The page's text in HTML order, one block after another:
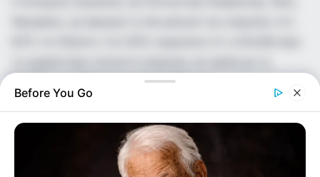
Σουηδία, την Εσθονία, τη Φινλανδία και…
Before You Go